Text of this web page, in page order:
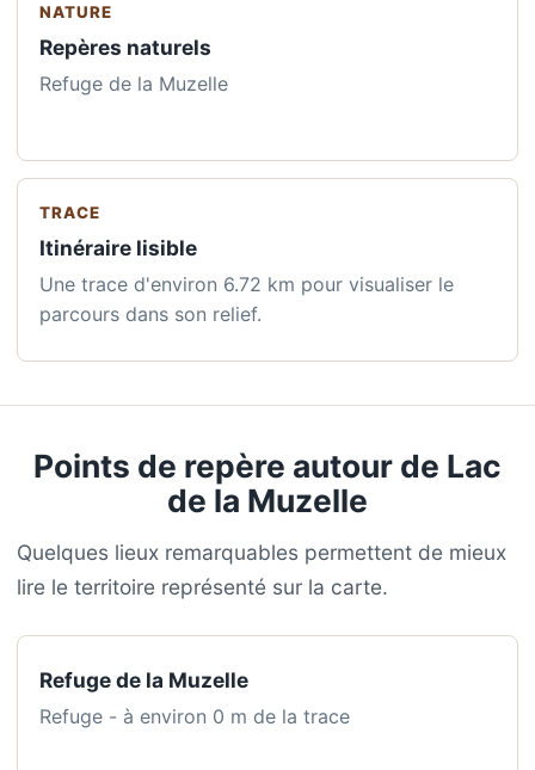
NATURE
Repères naturels
Refuge de la Muzelle
TRACE
Itinéraire lisible
Une trace d'environ 6.72 km pour visualiser le
parcours dans son relief.
Points de repère autour de Lac
de la Muzelle
Quelques lieux remarquables permettent de mieux
lire le territoire représenté sur la carte.
Refuge de la Muzelle
Refuge - à environ 0 m de la trace